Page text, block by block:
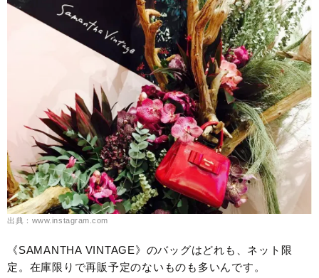
出典：www.instagram.com
《SAMANTHA VINTAGE》のバッグはどれも、ネット限
定。在庫限りで再販予定のないものも多いんです。